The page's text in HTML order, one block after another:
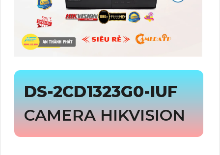
DS-2CD1323G0-IUF
CAMERA HIKVISION